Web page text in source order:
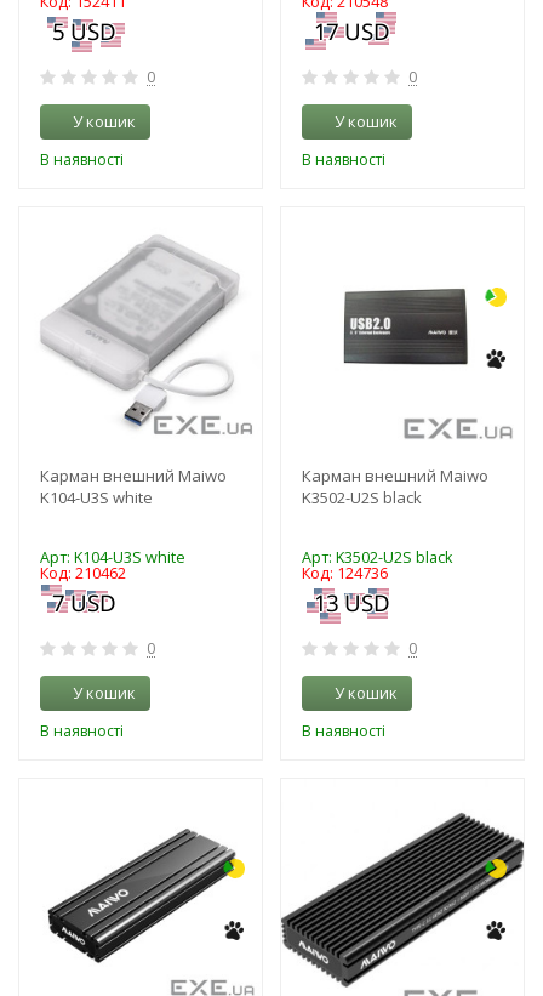
0
У кошик
В наявності
0
У кошик
В наявності
Карман внешний Maiwo
K104-U3S white
Арт: K104-U3S white
Код: 210462
0
У кошик
В наявності
Карман внешний Maiwo
K3502-U2S black
Арт: K3502-U2S black
Код: 124736
0
У кошик
В наявності